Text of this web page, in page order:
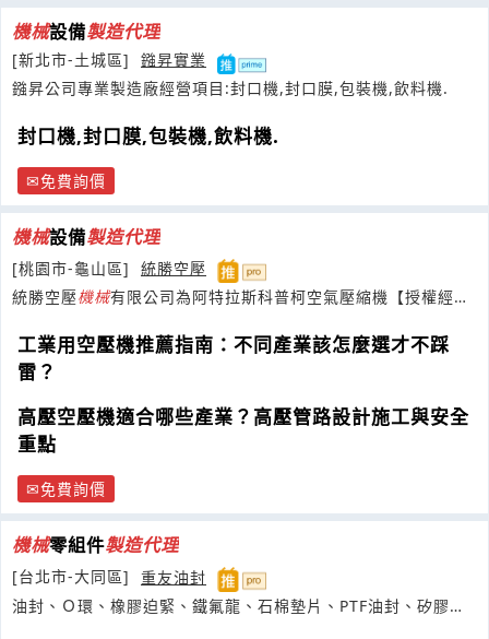
機械設備製造代理
[新北市-土城區]
鏹昇實業
鏹昇公司專業製造廠經營項目:封口機,封口膜,包裝機,飲料機.
封口機,封口膜,包裝機,飲料機.
免費詢價
機械設備製造代理
[桃園市-龜山區]
統勝空壓
統勝空壓機械有限公司為阿特拉斯科普柯空氣壓縮機【授權經銷
工業用空壓機推薦指南：不同產業該怎麼選才不踩
雷？
高壓空壓機適合哪些產業？高壓管路設計施工與安全
重點
免費詢價
機械零組件製造代理
[台北市-大同區]
重友油封
油封、Ｏ環、橡膠迫緊、鐵氟龍、石棉墊片、PTF油封、矽膠管.